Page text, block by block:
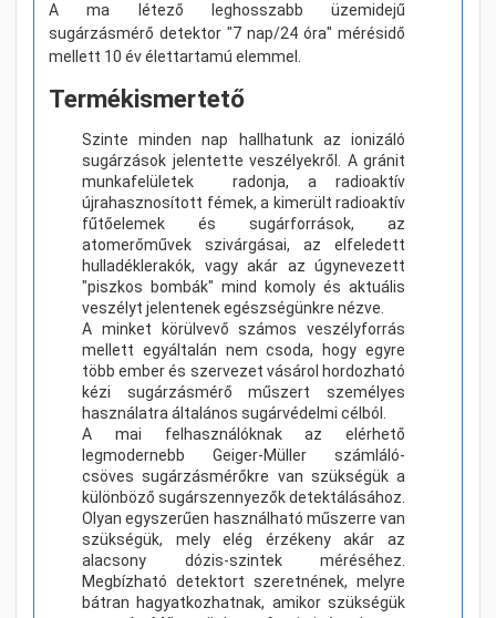
A ma létező leghosszabb üzemidejű
sugárzásmérő detektor "7 nap/24 óra" mérésidő
mellett 10 év élettartamú elemmel.
Termékismertető
Szinte minden nap hallhatunk az ionizáló
sugárzások jelentette veszélyekről. A gránit
munkafelületek radonja, a radioaktív
újrahasznosított fémek, a kimerült radioaktív
fűtőelemek és sugárforrások, az
atomerőművek szivárgásai, az elfeledett
hulladéklerakók, vagy akár az úgynevezett
"piszkos bombák" mind komoly és aktuális
veszélyt jelentenek egészségünkre nézve.
A minket körülvevő számos veszélyforrás
mellett egyáltalán nem csoda, hogy egyre
több ember és szervezet vásárol hordozható
kézi sugárzásmérő műszert személyes
használatra általános sugárvédelmi célból.
A mai felhasználóknak az elérhető
legmodernebb Geiger-Müller számláló-
csöves sugárzásmérőkre van szükségük a
különböző sugárszennyezők detektálásához.
Olyan egyszerűen használható műszerre van
szükségük, mely elég érzékeny akár az
alacsony dózis-szintek méréséhez.
Megbízható detektort szeretnének, melyre
bátran hagyatkozhatnak, amikor szükségük